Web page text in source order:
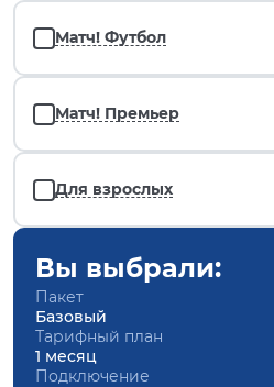
Матч! Футбол
Матч! Премьер
Для взрослых
Вы выбрали:
Пакет
Базовый
Тарифный план
1 месяц
Подключение